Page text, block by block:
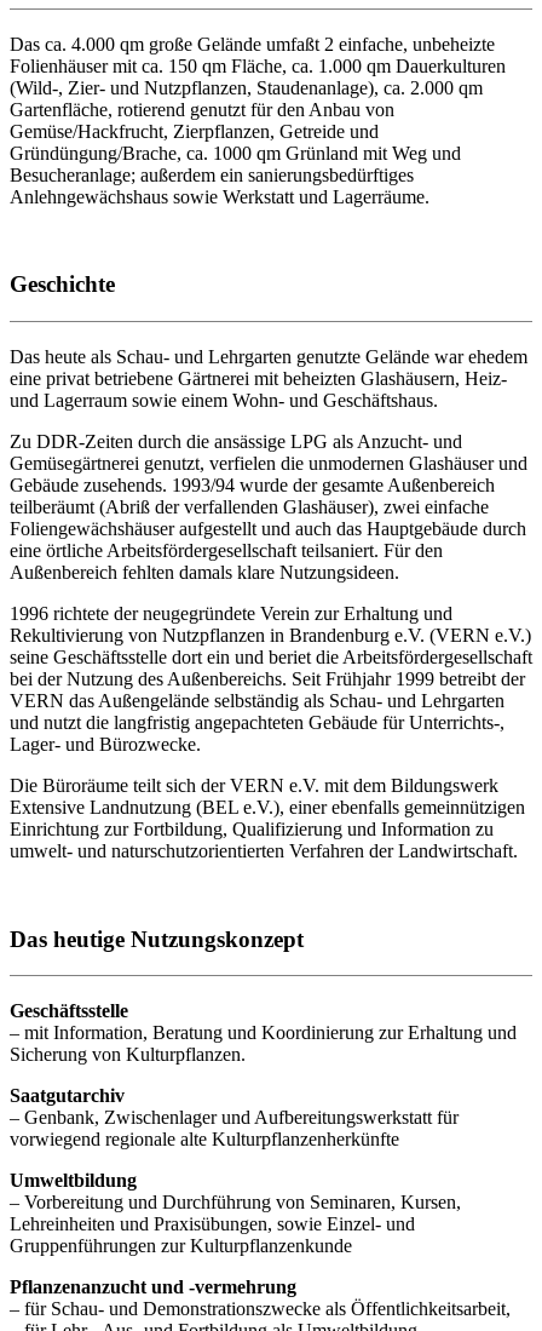
Das ca. 4.000 qm große Gelände umfaßt 2 einfache, unbeheizte
Folienhäuser mit ca. 150 qm Fläche, ca. 1.000 qm Dauerkulturen
(Wild-, Zier- und Nutzpflanzen, Staudenanlage), ca. 2.000 qm
Gartenfläche, rotierend genutzt für den Anbau von
Gemüse/Hackfrucht, Zierpflanzen, Getreide und
Gründüngung/Brache, ca. 1000 qm Grünland mit Weg und
Besucheranlage; außerdem ein sanierungsbedürftiges
Anlehngewächshaus sowie Werkstatt und Lagerräume.
Geschichte
Das heute als Schau- und Lehrgarten genutzte Gelände war ehedem
eine privat betriebene Gärtnerei mit beheizten Glashäusern, Heiz-
und Lagerraum sowie einem Wohn- und Geschäftshaus.
Zu DDR-Zeiten durch die ansässige LPG als Anzucht- und
Gemüsegärtnerei genutzt, verfielen die unmodernen Glashäuser und
Gebäude zusehends. 1993/94 wurde der gesamte Außenbereich
teilberäumt (Abriß der verfallenden Glashäuser), zwei einfache
Foliengewächshäuser aufgestellt und auch das Hauptgebäude durch
eine örtliche Arbeitsfördergesellschaft teilsaniert. Für den
Außenbereich fehlten damals klare Nutzungsideen.
1996 richtete der neugegründete Verein zur Erhaltung und
Rekultivierung von Nutzpflanzen in Brandenburg e.V. (VERN e.V.)
seine Geschäftsstelle dort ein und beriet die Arbeitsfördergesellschaft
bei der Nutzung des Außenbereichs. Seit Frühjahr 1999 betreibt der
VERN das Außengelände selbständig als Schau- und Lehrgarten
und nutzt die langfristig angepachteten Gebäude für Unterrichts-,
Lager- und Bürozwecke.
Die Büroräume teilt sich der VERN e.V. mit dem Bildungswerk
Extensive Landnutzung (BEL e.V.), einer ebenfalls gemeinnützigen
Einrichtung zur Fortbildung, Qualifizierung und Information zu
umwelt- und naturschutzorientierten Verfahren der Landwirtschaft.
Das heutige Nutzungskonzept
Geschäftsstelle
– mit Information, Beratung und Koordinierung zur Erhaltung und
Sicherung von Kulturpflanzen.
Saatgutarchiv
– Genbank, Zwischenlager und Aufbereitungswerkstatt für
vorwiegend regionale alte Kulturpflanzenherkünfte
Umweltbildung
– Vorbereitung und Durchführung von Seminaren, Kursen,
Lehreinheiten und Praxisübungen, sowie Einzel- und
Gruppenführungen zur Kulturpflanzenkunde
Pflanzenanzucht und -vermehrung
– für Schau- und Demonstrationszwecke als Öffentlichkeitsarbeit,